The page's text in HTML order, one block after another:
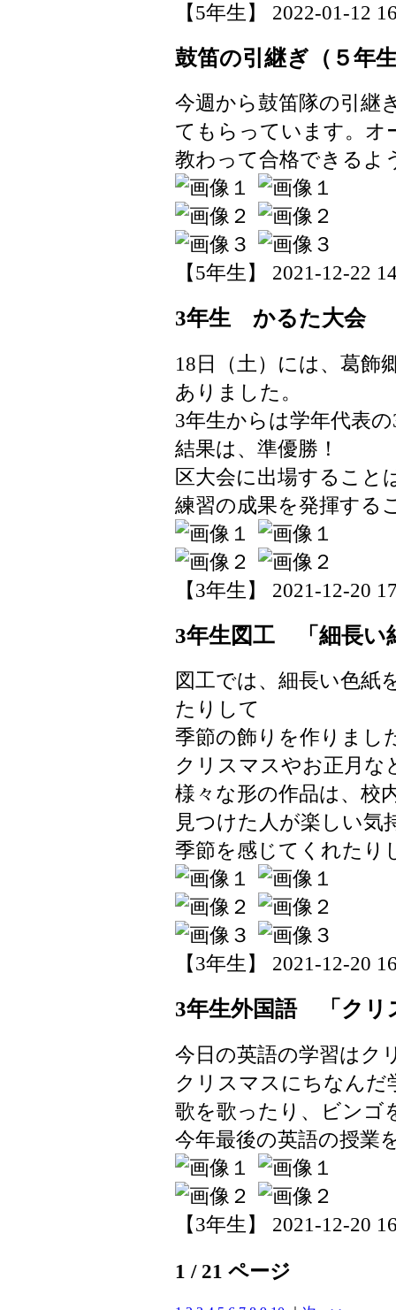
【5年生】 2022-01-12
鼓笛の引継ぎ（５年
今週から鼓笛隊の引継
てもらっています。オ
教わって合格できるよ
【5年生】 2021-12-22
3年生 かるた大会
18日（土）には、葛飾
ありました。
3年生からは学年代表
結果は、準優勝！
区大会に出場すること
練習の成果を発揮する
【3年生】 2021-12-20
3年生図工 「細長い
図工では、細長い色紙
たりして
季節の飾りを作りまし
クリスマスやお正月な
様々な形の作品は、校
見つけた人が楽しい気
季節を感じてくれたり
【3年生】 2021-12-20
3年生外国語 「クリ
今日の英語の学習はク
クリスマスにちなんだ
歌を歌ったり、ビンゴ
今年最後の英語の授業
【3年生】 2021-12-20
1 / 21 ページ